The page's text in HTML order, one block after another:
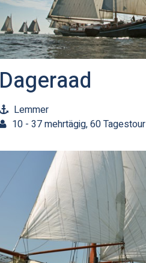
Dageraad
Lemmer
10 - 37 mehrtägig, 60 Tagestour